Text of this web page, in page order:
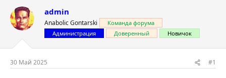
о
р
т
м
ы
а
н
а
ч
а
л
а
admin
Anabolic Gontarski
Команда форума
Администрация
Доверенный Новичок
30 Май 2025 #1